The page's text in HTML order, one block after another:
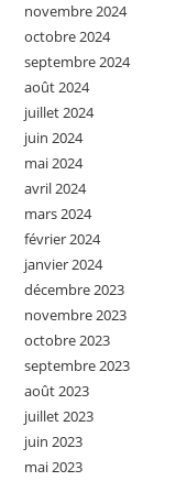
novembre 2024
octobre 2024
septembre 2024
août 2024
juillet 2024
juin 2024
mai 2024
avril 2024
mars 2024
février 2024
janvier 2024
décembre 2023
novembre 2023
octobre 2023
septembre 2023
août 2023
juillet 2023
juin 2023
mai 2023